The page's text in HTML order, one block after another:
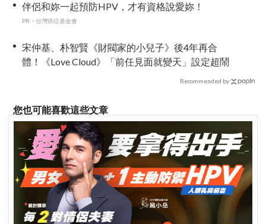
伴侶和妳一起預防HPV，才有資格說愛妳！
PR・台灣癌症基金會
宋仲基、朴智賢《財閥家的小兒子》後4年再合
體！《Love Cloud》「前任見面就變天」設定超鬧
Recommended by
您也可能喜歡這些文章